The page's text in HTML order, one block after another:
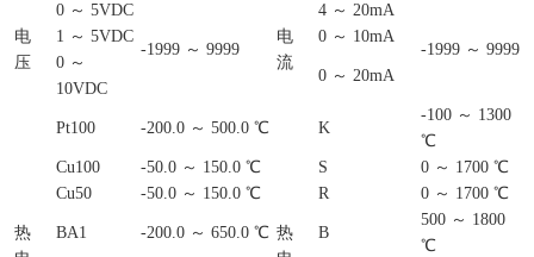
电
压
0 ～ 5VDC
-1999 ～ 9999
电
流
4 ～ 20mA
-1999 ～ 9999
1 ～ 5VDC
0 ～ 10mA
0 ～
10VDC
0 ～ 20mA
热
Pt100 -200.0 ～ 500.0 ℃
热
K
-100 ～ 1300
℃
Cu100
-50.0 ～ 150.0 ℃ S
0 ～ 1700 ℃
Cu50
-50.0 ～ 150.0 ℃ R 0 ～ 1700 ℃
BA1 -200.0 ～ 650.0 ℃ B
500 ～ 1800
℃